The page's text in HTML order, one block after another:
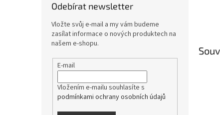
Odebírat newsletter
Vložte svůj e-mail a my vám budeme
zasílat informace o nových produktech na
našem e-shopu.
E-mail
Vložením e-mailu souhlasíte s
podmínkami ochrany osobních údajů